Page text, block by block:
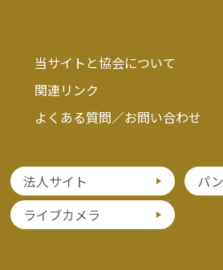
当サイトと協会について
関連リンク
よくある質問／お問い合わせ
法人サイト
パ
ライブカメラ